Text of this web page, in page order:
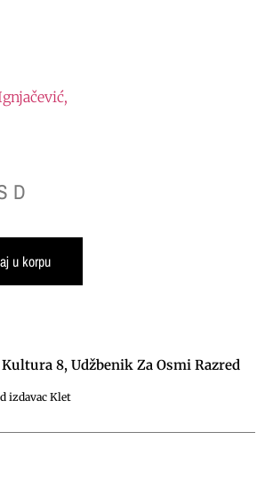
u korpu
8, Udžbenik Za Osmi Razred
izdavac Klet